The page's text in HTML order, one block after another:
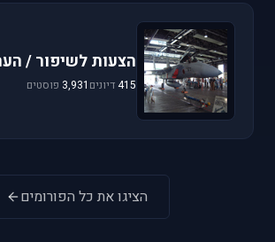
415דיונים 3,931 פוסטים
הציגו את כל הפורומים